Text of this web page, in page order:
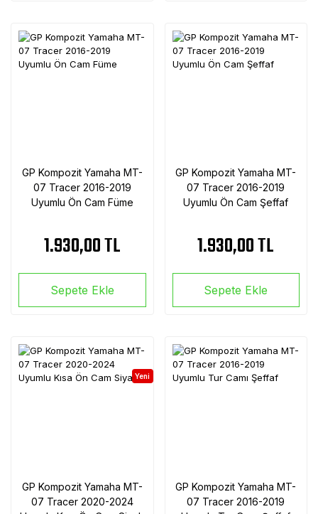
GP Kompozit Yamaha MT-
07 Tracer 2016-2019
Uyumlu Ön Cam Füme
1.930,00 TL
Sepete Ekle
GP Kompozit Yamaha MT-
07 Tracer 2016-2019
Uyumlu Ön Cam Şeffaf
1.930,00 TL
Sepete Ekle
Yeni
GP Kompozit Yamaha MT-
07 Tracer 2020-2024
GP Kompozit Yamaha MT-
07 Tracer 2016-2019